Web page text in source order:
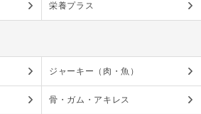
栄養プラス
ジャーキー（肉・魚）
骨・ガム・アキレス